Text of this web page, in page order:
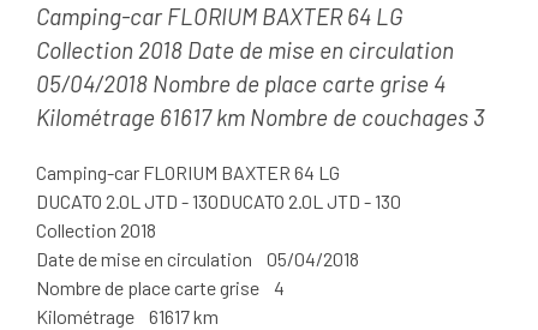
Camping-car FLORIUM BAXTER 64 LG
Collection 2018 Date de mise en circulation
05/04/2018 Nombre de place carte grise 4
Kilométrage 61617 km Nombre de couchages 3
Camping-car FLORIUM BAXTER 64 LG
DUCATO 2.0L JTD - 130DUCATO 2.0L JTD - 130
Collection 2018
Date de mise en circulation 05/04/2018
Nombre de place carte grise 4
Kilométrage 61617 km